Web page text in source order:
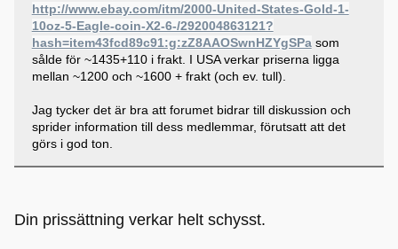
http://www.ebay.com/itm/2000-United-States-Gold-1-
10oz-5-Eagle-coin-X2-6-/292004863121?
hash=item43fcd89c91:g:zZ8AAOSwnHZYgSPasom
sålde för ~1435+110 i frakt. I USA verkar priserna ligga
mellan ~1200 och ~1600 + frakt (och ev. tull).
Jag tycker det är bra att forumet bidrar till diskussion och
sprider information till dess medlemmar, förutsatt att det
görs i god ton.
Din prissättning verkar helt schysst.